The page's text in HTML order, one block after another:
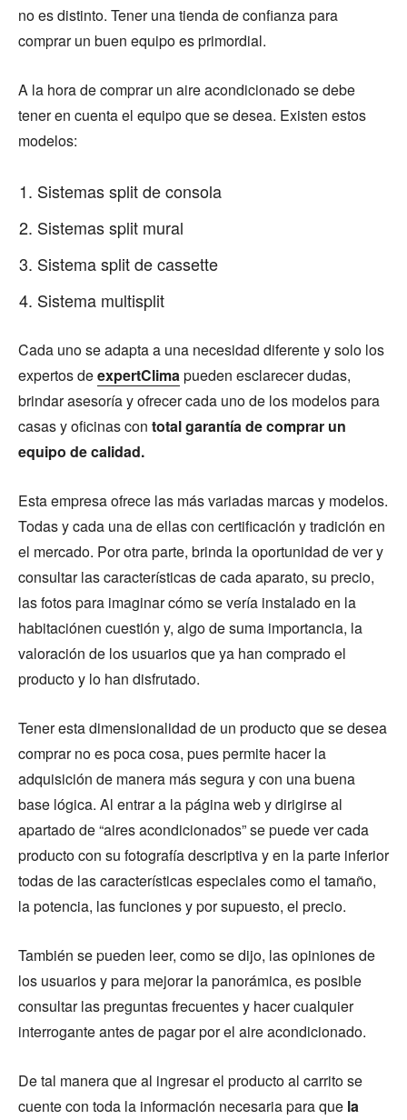
no es distinto. Tener una tienda de confianza para
comprar un buen equipo es primordial.
A la hora de comprar un aire acondicionado se debe
tener en cuenta el equipo que se desea. Existen estos
modelos:
Sistemas split de consola
Sistemas split mural
Sistema split de cassette
Sistema multisplit
Cada uno se adapta a una necesidad diferente y solo los
expertos deexpertClimapueden esclarecer dudas,
brindar asesoría y ofrecer cada uno de los modelos para
casas y oficinas con total garantía de comprar un
equipo de calidad.
Esta empresa ofrece las más variadas marcas y modelos.
Todas y cada una de ellas con certificación y tradición en
el mercado. Por otra parte, brinda la oportunidad de ver y
consultar las características de cada aparato, su precio,
las fotos para imaginar cómo se vería instalado en la
habitaciónen cuestión y, algo de suma importancia, la
valoración de los usuarios que ya han comprado el
producto y lo han disfrutado.
Tener esta dimensionalidad de un producto que se desea
comprar no es poca cosa, pues permite hacer la
adquisición de manera más segura y con una buena
base lógica. Al entrar a la página web y dirigirse al
apartado de “aires acondicionados” se puede ver cada
producto con su fotografía descriptiva y en la parte inferior
todas de las características especiales como el tamaño,
la potencia, las funciones y por supuesto, el precio.
También se pueden leer, como se dijo, las opiniones de
los usuarios y para mejorar la panorámica, es posible
consultar las preguntas frecuentes y hacer cualquier
interrogante antes de pagar por el aire acondicionado.
De tal manera que al ingresar el producto al carrito se
cuente con toda la información necesaria para que la